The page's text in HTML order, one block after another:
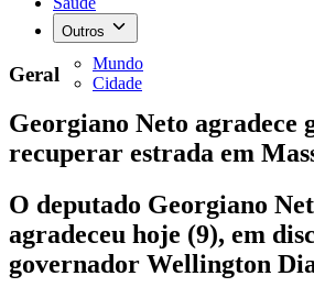
Outros
Mundo
Cidade
Geral
Georgiano Neto agradece
recuperar estrada em
O deputado Georgiano
agradeceu hoje (9), em
governador Wellington